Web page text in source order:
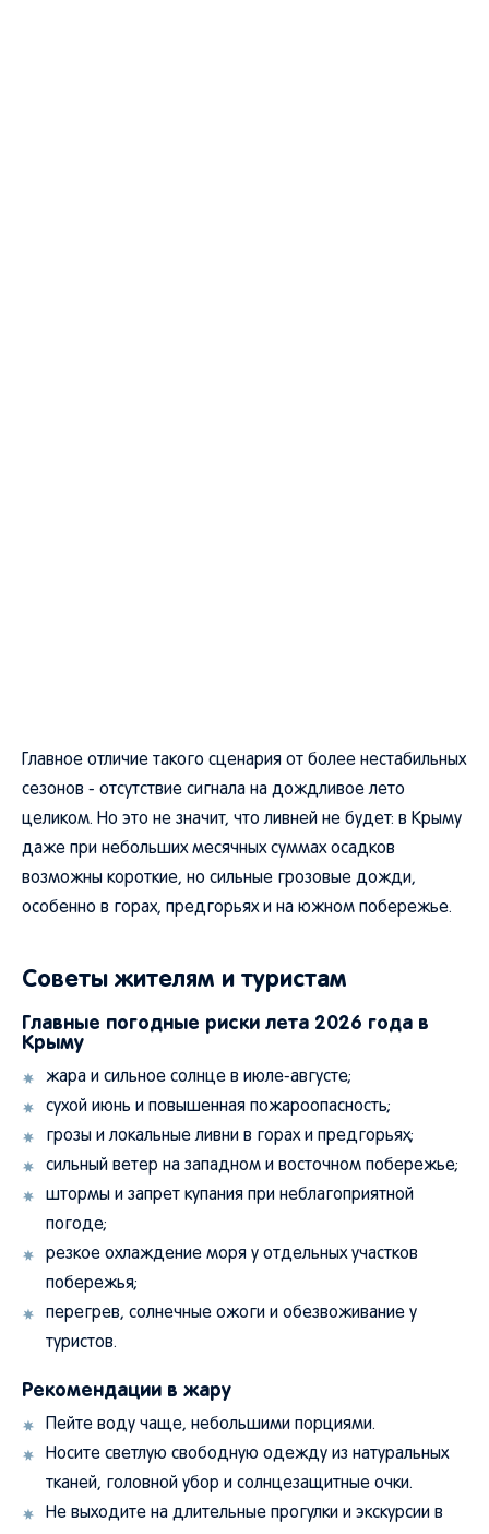
Главное отличие такого сценария от более нестабильных
сезонов - отсутствие сигнала на дождливое лето
целиком. Но это не значит, что ливней не будет: в Крыму
даже при небольших месячных суммах осадков
возможны короткие, но сильные грозовые дожди,
особенно в горах, предгорьях и на южном побережье.
Советы жителям и туристам
Главные погодные риски лета 2026 года в
Крыму
жара и сильное солнце в июле-августе;
сухой июнь и повышенная пожароопасность;
грозы и локальные ливни в горах и предгорьях;
сильный ветер на западном и восточном побережье;
штормы и запрет купания при неблагоприятной
погоде;
резкое охлаждение моря у отдельных участков
побережья;
перегрев, солнечные ожоги и обезвоживание у
туристов.
Рекомендации в жару
Пейте воду чаще, небольшими порциями.
Носите светлую свободную одежду из натуральных
тканей, головной убор и солнцезащитные очки.
Не выходите на длительные прогулки и экскурсии в